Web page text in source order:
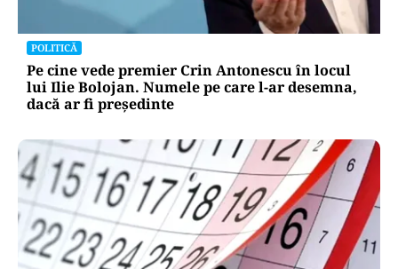
POLITICĂ
Pe cine vede premier Crin Antonescu în locul
lui Ilie Bolojan. Numele pe care l-ar desemna,
dacă ar fi președinte